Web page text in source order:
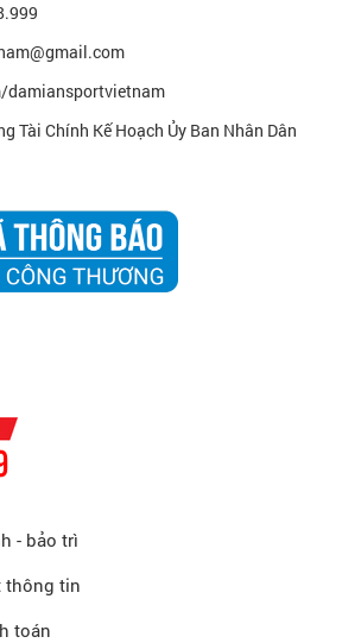
damiansportvietnam
Tài Chính Kế Hoạch Ủy Ban Nhân Dân
- bảo trì
thông tin
toán